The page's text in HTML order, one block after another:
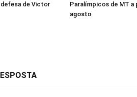
defesa de Victor
Paralímpicos de MT a
agosto